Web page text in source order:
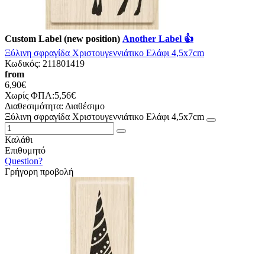
Custom Label (new position) Another Label 👍
Ξύλινη σφραγίδα Χριστουγεννιάτικο Ελάφι 4,5x7cm
Κωδικός: 211801419
from
6,90€
Χωρίς ΦΠΑ:5,56€
Διαθεσιμότητα: Διαθέσιμο
Ξύλινη σφραγίδα Χριστουγεννιάτικο Ελάφι 4,5x7cm
Καλάθι
Επιθυμητό
Question?
Γρήγορη προβολή